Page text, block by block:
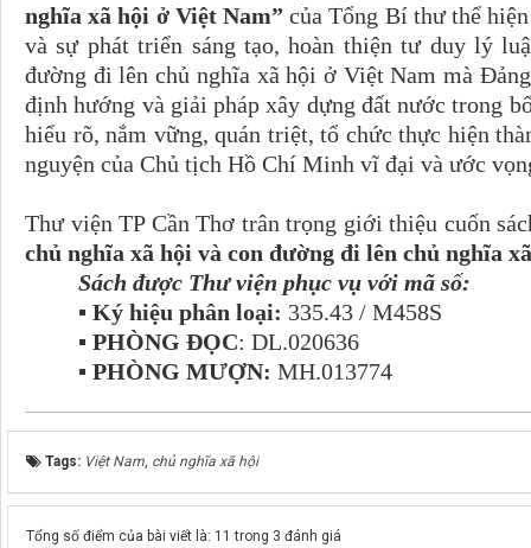
nghĩa xã hội ở Việt Nam” của Tổng Bí thư thể
và sự phát triển sáng tạo, hoàn thiện tư duy lý
đường đi lên chủ nghĩa xã hội ở Việt Nam mà
định hướng và giải pháp xây dựng đất nước trong
hiểu rõ, nắm vững, quán triệt, tổ chức thực hiện
nguyện của Chủ tịch Hồ Chí Minh vĩ đại và ước
Thư viện TP Cần Thơ trân trọng giới thiệu cuốn
chủ nghĩa xã hội và con đường đi lên chủ nghĩa
Sách được Thư viện phục vụ với mã số:
▪ Ký hiệu phân loại: 335.43 / M458S
▪ PHÒNG ĐỌC: DL.020636
▪ PHÒNG MƯỢN: MH.013774
Tags: Việt Nam, chủ nghĩa xã hội
Tổng số điểm của bài viết là: 11 trong 3 đánh giá